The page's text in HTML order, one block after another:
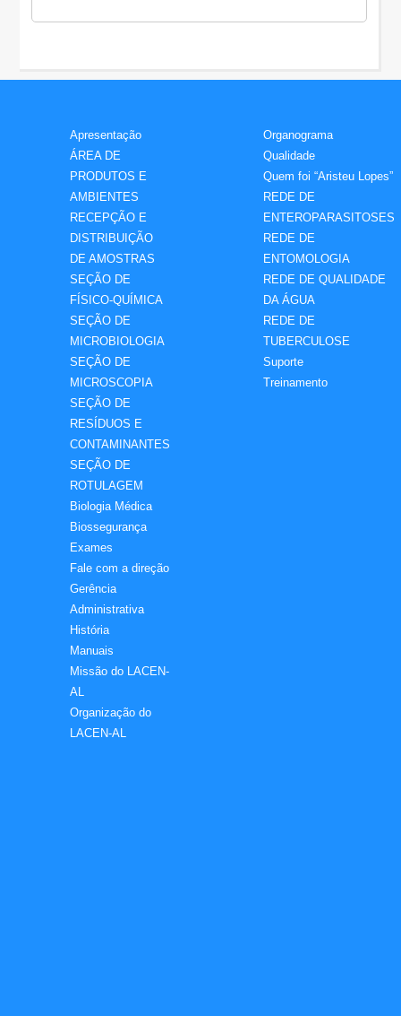
Apresentação
ÁREA DE
PRODUTOS E
AMBIENTES
RECEPÇÃO E
DISTRIBUIÇÃO
DE AMOSTRAS
SEÇÃO DE
FÍSICO-QUÍMICA
SEÇÃO DE
MICROBIOLOGIA
SEÇÃO DE
MICROSCOPIA
SEÇÃO DE
RESÍDUOS E
CONTAMINANTES
SEÇÃO DE
ROTULAGEM
Biologia Médica
Biossegurança
Exames
Fale com a direção
Gerência
Administrativa
História
Manuais
Missão do LACEN-
AL
Organização do
LACEN-AL
Organograma
Qualidade
Quem foi “Aristeu Lopes”
REDE DE
ENTEROPARASITOSES
REDE DE
ENTOMOLOGIA
REDE DE QUALIDADE
DA ÁGUA
REDE DE
TUBERCULOSE
Suporte
Treinamento